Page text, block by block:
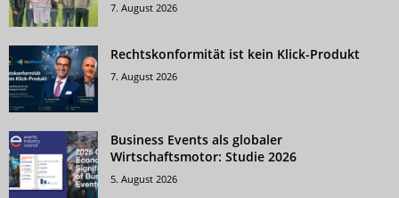
7. August 2026
Rechtskonformität ist kein Klick-Produkt
7. August 2026
Business Events als globaler
Wirtschaftsmotor: Studie 2026
5. August 2026